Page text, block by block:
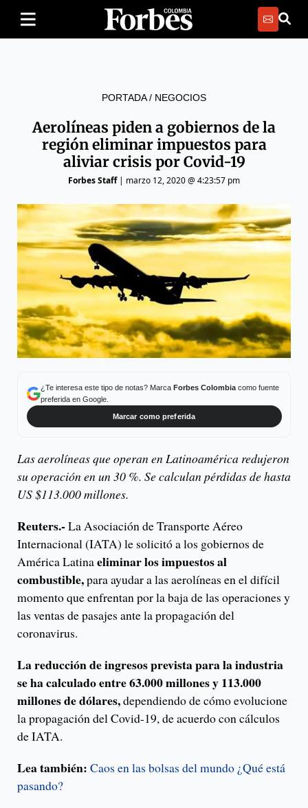
PORTADA/ NEGOCIOS
Aerolíneas piden a gobiernos de la
región eliminar impuestos para
aliviar crisis por Covid-19
Forbes Staff| marzo 12, 2020 @ 4:23:57 pm
¿Te interesa este tipo de notas? Marca Forbes Colombiacomo fuente
preferida en Google.
Marcar como preferida
Las aerolíneas que operan en Latinoamérica redujeron
su operación en un 30 %. Se calculan pérdidas de hasta
US $113.000 millones.
Reuters.- La Asociación de Transporte Aéreo
Internacional (IATA) le solicitó a los gobiernos de
América Latinaeliminar los impuestos al
combustible,para ayudar a las aerolíneas en el difícil
momento que enfrentan por la baja de las operaciones y
las ventas de pasajes ante la propagación del
coronavirus.
La reducción de ingresos prevista para la industria
se ha calculado entre 63.000 millones y 113.000
millones de dólares,dependiendo de cómo evolucione
la propagación del Covid-19, de acuerdo con cálculos
de IATA.
Lea también: Caos en las bolsas del mundo ¿Qué está
pasando?